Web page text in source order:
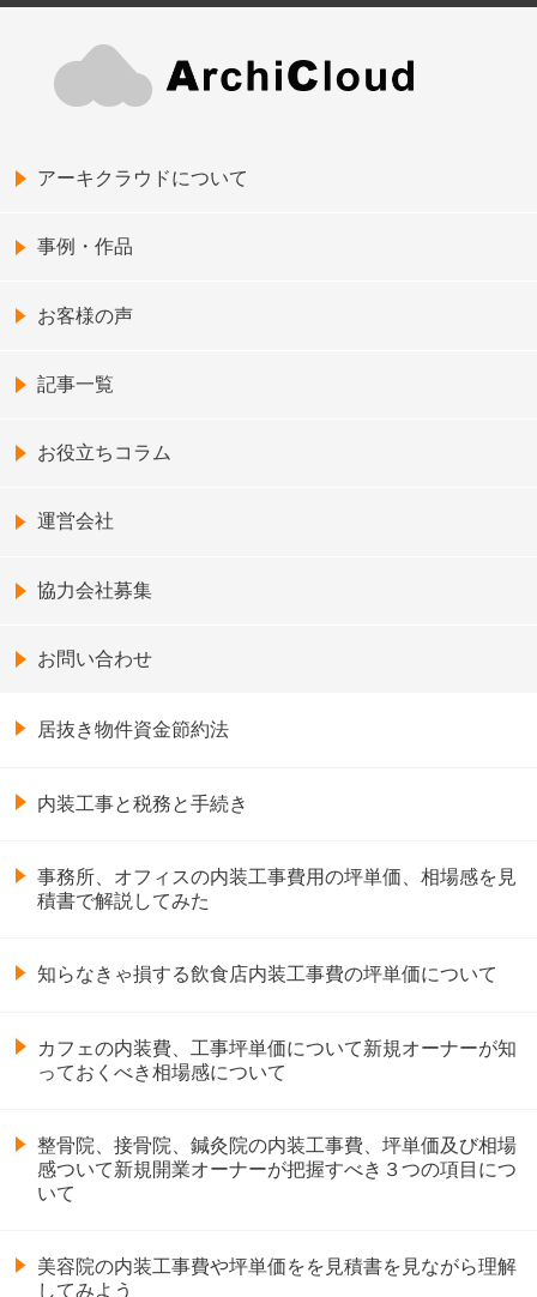
アーキクラウドについて
事例・作品
お客様の声
記事一覧
お役立ちコラム
運営会社
協力会社募集
お問い合わせ
居抜き物件資金節約法
内装工事と税務と手続き
事務所、オフィスの内装工事費用の坪単価、相場感を見
積書で解説してみた
知らなきゃ損する飲食店内装工事費の坪単価について
カフェの内装費、工事坪単価について新規オーナーが知
っておくべき相場感について
整骨院、接骨院、鍼灸院の内装工事費、坪単価及び相場
感ついて新規開業オーナーが把握すべき３つの項目につ
いて
美容院の内装工事費や坪単価をを見積書を見ながら理解
してみよう